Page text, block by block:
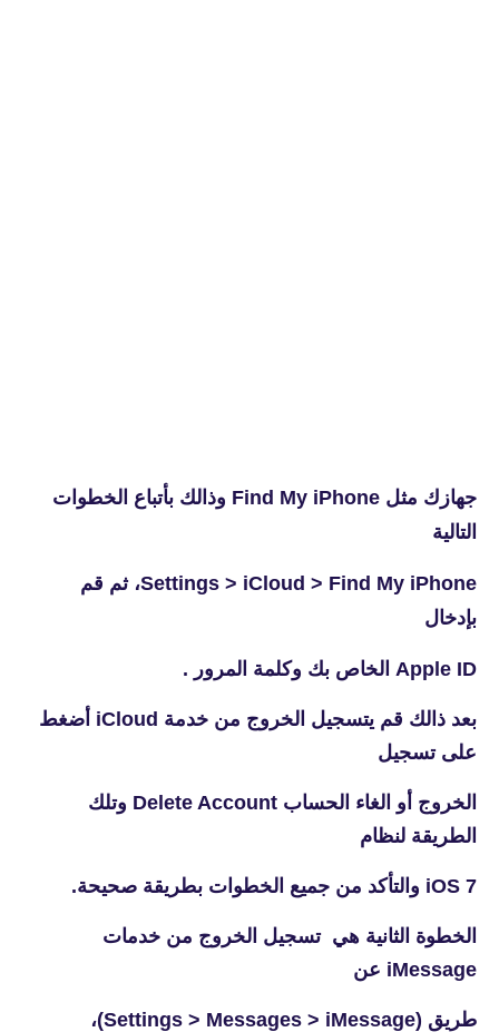
جهازك مثل Find My iPhone وذالك بأتباع الخطوات
التالية
Settings > iCloud > Find My iPhone، ثم قم
بإدخال
Apple ID الخاص بك وكلمة المرور .
بعد ذالك قم يتسجيل الخروج من خدمة iCloud أضغط
على تسجيل
الخروج أو الغاء الحساب Delete Account وتلك
الطريقة لنظام
iOS 7 والتأكد من جميع الخطوات بطريقة صحيحة.
الخطوة الثانية هي تسجيل الخروج من خدمات
iMessage عن
طريق (Settings > Messages > iMessage)،